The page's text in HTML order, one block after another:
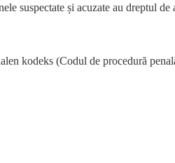
suspectate și acuzate au dreptul
kodeks (Codul de procedură